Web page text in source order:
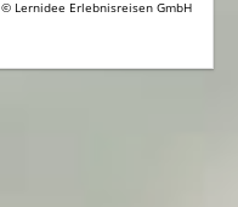
© Lernidee Erlebnisreisen GmbH